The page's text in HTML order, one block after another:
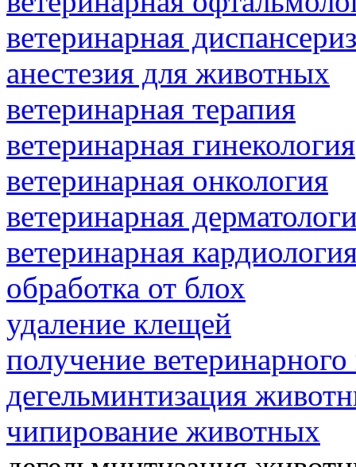
ветеринарная
анестезия для животных
ветеринарная терапия
ветеринарная гинекология
ветеринарная онкология
ветеринарная
ветеринарная
обработка от блох
удаление клещей
получение ветеринарного
дегельминтизация
чипирование животных